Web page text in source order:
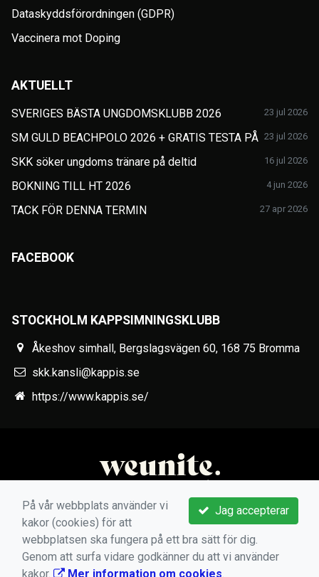
Dataskyddsförordningen (GDPR)
Vaccinera mot Doping
AKTUELLT
SVERIGES BÄSTA UNGDOMSKLUBB 2026 23 jul 2026
SM GULD BEACHPOLO 2026 + GRATIS TESTA PÅ 23 jul 2026
SKK söker ungdoms tränare på deltid 16 jul 2026
BOKNING TILL HT 2026 4 jun 2026
TACK FÖR DENNA TERMIN 27 apr 2026
FACEBOOK
STOCKHOLM KAPPSIMNINGSKLUBB
Åkeshov simhall, Bergslagsvägen 60, 168 75 Bromma
skk.kansli@kappis.se
https://www.kappis.se/
Jag accepterar
På vår webbplats använder vi
kakor (cookies) för att
webbplatsen ska fungera på ett bra sätt för dig.
Genom att surfa vidare godkänner du att vi använder
kakor.
Mer information om cookies